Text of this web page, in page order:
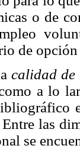
o de
de
calidad
a lo
las
se